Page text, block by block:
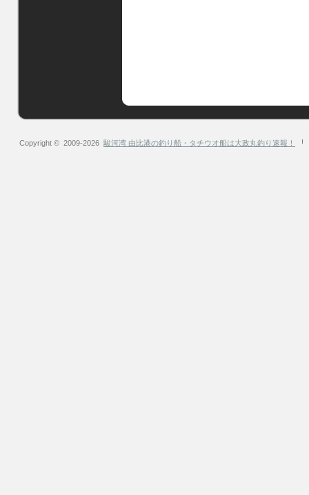
Copyright © 2009-2026 駿河湾 由比港の釣り船・タチウオ船は大政丸釣り速報！